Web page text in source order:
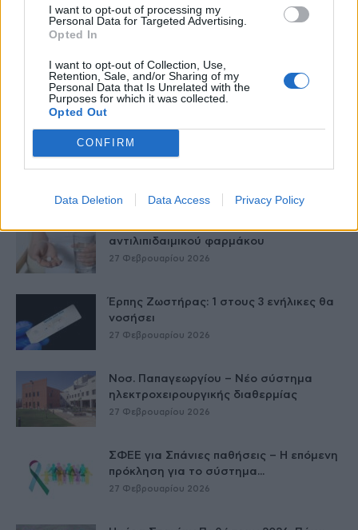
I want to opt-out of processing my
Personal Data for Targeted Advertising.
Opted In
I want to opt-out of Collection, Use,
Retention, Sale, and/or Sharing of my
Personal Data that Is Unrelated with the
Purposes for which it was collected.
Opted Out
CONFIRM
Data Deletion Data Access Privacy Policy
συνεργασία δημοσίου και ιδιωτικού
τομέα
Παράρτημα του Παίδων “Αγία Σοφία”
στο Ίλιον – Τι ανακοινώθηκε από...
27 Φεβρουαρίου 2026
Δύο χρόνια λειτουργίας της Κλινικής
αντιλιπιδαιμικού φαρμάκου
27 Φεβρουαρίου 2026
Έρπης Ζωστήρας: 1 στους 3 ενήλικες θα
νοσήσει
27 Φεβρουαρίου 2026
Νοσ. Παπαγεωργίου – Νέο σύστημα
ηλεκτροχειρουργικής διαθερμίας
27 Φεβρουαρίου 2026
ΣΦΕΕ για Σπάνιες παθήσεις – Η επόμενη
πρόκληση για το σύστημα...
27 Φεβρουαρίου 2026